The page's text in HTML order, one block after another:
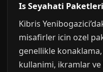
Is Seyahati
Kibris
misafirler icin ozel
genellikle
kullanimi, ikramlar